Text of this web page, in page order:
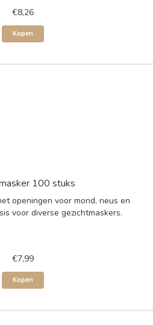
€8,26
Kopen
100 stuks
openingen voor mond, neus en
voor diverse gezichtmaskers.
€7,99
Kopen